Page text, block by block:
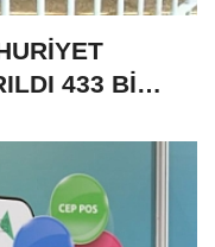
433 BİN